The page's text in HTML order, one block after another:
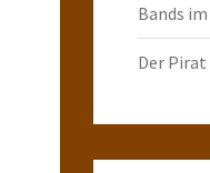
Bands
Der Pirat